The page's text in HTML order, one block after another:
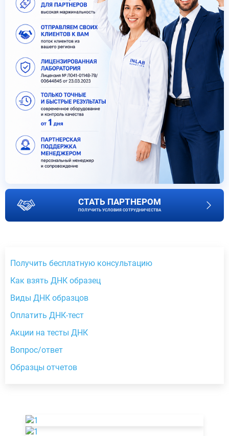
СТАТЬ ПАРТНЕРОМ
ПОЛУЧИТЬ УСЛОВИЯ СОТРУДНИЧЕСТВА
Получить бесплатную консультацию
Как взять ДНК образец
Виды ДНК образцов
Оплатить ДНК-тест
Акции на тесты ДНК
Вопрос/ответ
Образцы отчетов